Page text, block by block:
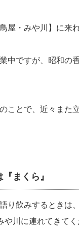
屋・みや川】に来
中ですが、昭和の
ことで、近々また
まくら』
り飲みするときは
川に連れてきてく